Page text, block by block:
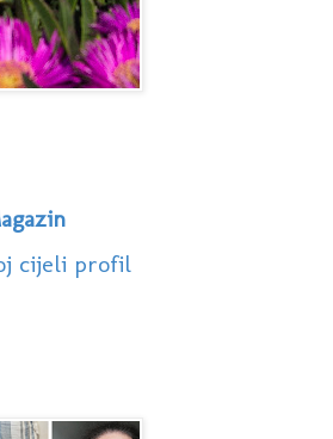
cijeli profil